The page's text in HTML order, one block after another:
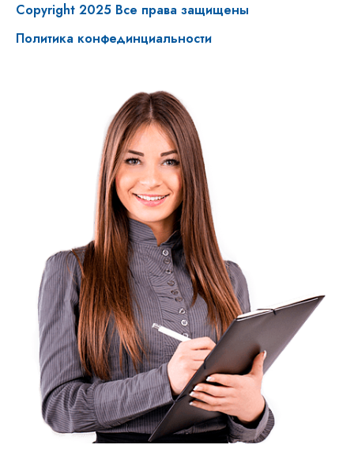
Copyright 2025 Все права защищены
Политика конфединциальности